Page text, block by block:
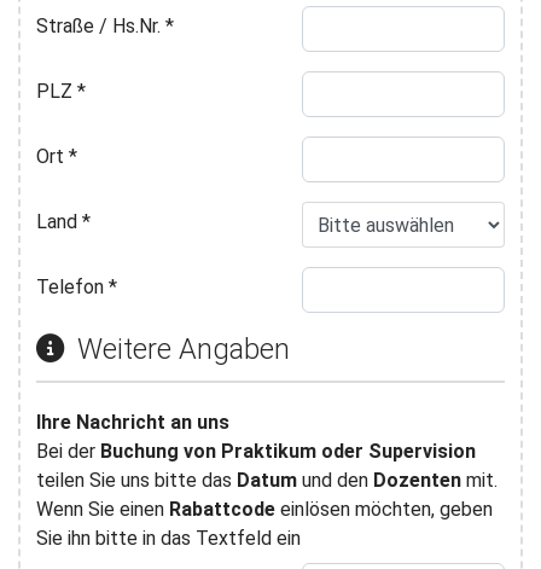
Straße / Hs.Nr. *
PLZ *
Ort *
Land*
Telefon*
Weitere Angaben
Ihre Nachricht an uns
Bei der Buchung von Praktikum oder Supervision
teilen Sie uns bitte das Datum und den Dozentenmit.
Wenn Sie einen Rabattcodeeinlösen möchten, geben
Sie ihn bitte in das Textfeld ein